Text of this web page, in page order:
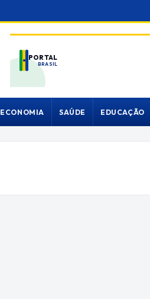
PORTAL
BRASIL
ECONOMIA SAÚDE EDUCAÇÃO